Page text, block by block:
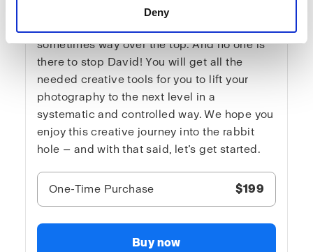
Deny
advanced light nerds, but never the
sometimes way over the top. And no one is
there to stop David! You will get all the
needed creative tools for you to lift your
photography to the next level in a
systematic and controlled way. We hope you
enjoy this creative journey into the rabbit
hole — and with that said, let’s get started.
One-Time Purchase $199
Buy now